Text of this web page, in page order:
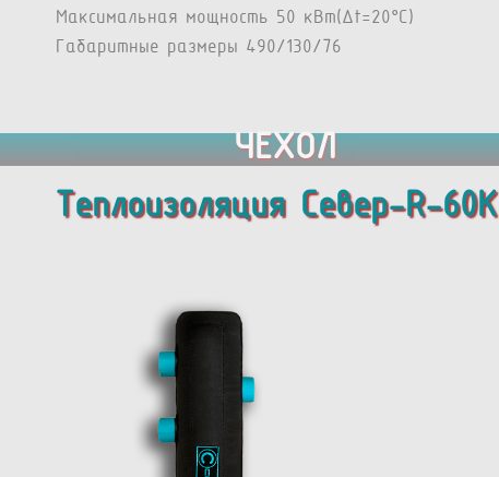
Максимальная мощность 50 кВт(Δt=20°C)
Габаритные размеры 490/130/76
ЧЕХОЛ
Теплоизоляция Север-R-